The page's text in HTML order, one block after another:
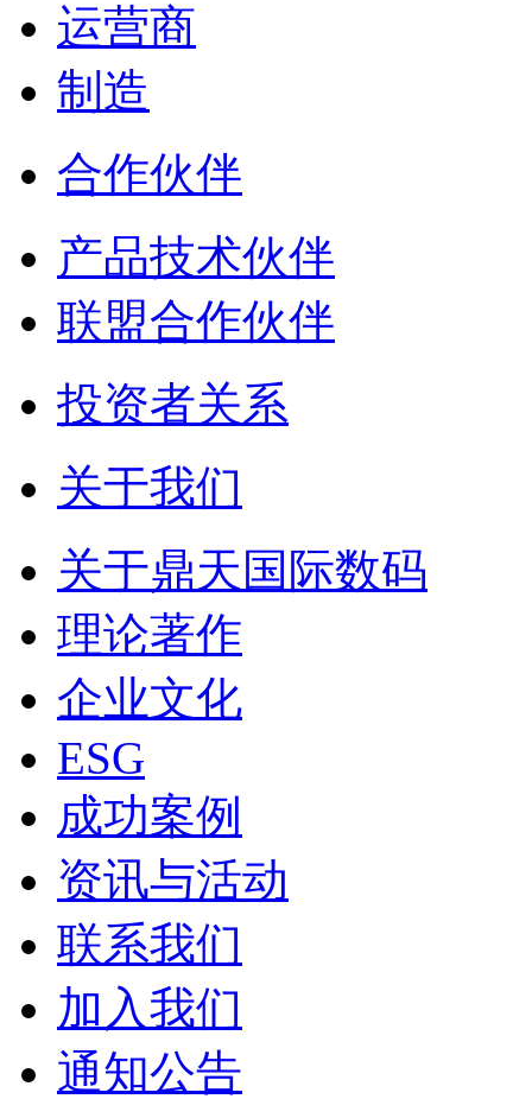
运营商
制造
合作伙伴
产品技术伙伴
联盟合作伙伴
投资者关系
关于我们
关于鼎天国际数码
理论著作
企业文化
ESG
成功案例
资讯与活动
联系我们
加入我们
通知公告